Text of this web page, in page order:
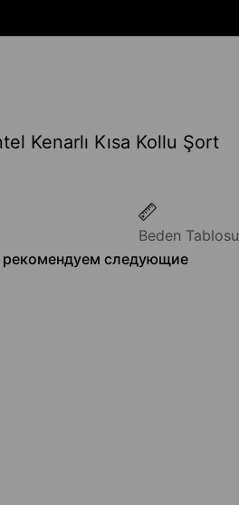
Kenarlı Kısa Kollu Şort
следующие
Beden Tablosu